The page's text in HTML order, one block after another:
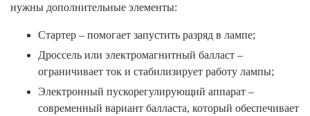
нужны дополнительные элементы:
Стартер – помогает запустить разряд в лампе;
Дроссель или электромагнитный балласт –
ограничивает ток и стабилизирует работу лампы;
Электронный пускорегулирующий аппарат –
современный вариант балласта, который обеспечивает